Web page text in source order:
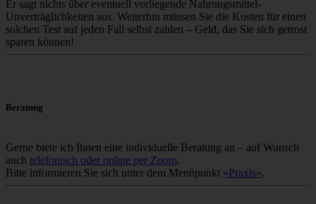
Er sagt nichts über eventuell vorliegende Nahrungsmittel-
Unverträglichkeiten aus. Weiterhin müssen Sie die Kosten für einen
solchen Test auf jeden Fall selbst zahlen – Geld, das Sie sich getrost
sparen können!
Beratung
Gerne biete ich Ihnen eine individuelle Beratung an – auf Wunsch
auch telefonisch oder online per Zoom.
Bitte informieren Sie sich unter dem Menüpunkt »Praxis«.